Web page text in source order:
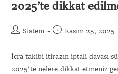
2025’te dikkat
Sistem Kasım 25, 2025
İcra takibi itirazın iptali davası
2025'te nelere dikkat etmeniz